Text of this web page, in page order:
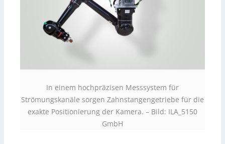
In einem hochpräzisen Messsystem für
Strömungskanäle sorgen Zahnstangengetriebe für die
exakte Positionierung der Kamera. – Bild: ILA_5150
GmbH